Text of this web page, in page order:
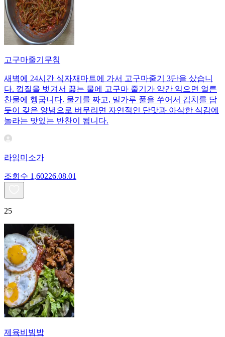
고구마줄기무침
새벽에 24시간 식자재마트에 가서 고구마줄기 3단을 샀습니
다. 껍질을 벗겨서 끓는 물에 고구마 줄기가 약간 익으면 얼른
찬물에 헹굽니다. 물기를 짜고, 밀가루 풀을 쑤어서 김치를 담
듯이 갖은 양념으로 버무리면 자연적인 단맛과 아삭한 식감에
놀라는 맛있는 반찬이 됩니다.
라임미소가
조회수 1,60226.08.01
25
제육비빔밥